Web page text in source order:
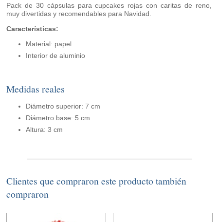
Pack de 30 cápsulas para cupcakes rojas con caritas de reno,
muy divertidas y recomendables para Navidad.
Características:
Material: papel
Interior de aluminio
Medidas reales
Diámetro superior: 7 cm
Diámetro base: 5 cm
Altura: 3 cm
Clientes que compraron este producto también
compraron